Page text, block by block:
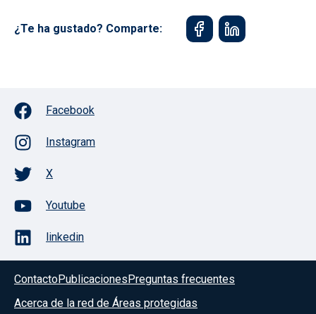
¿Te ha gustado? Comparte:
Facebook
Instagram
X
Youtube
linkedin
ContactoPublicacionesPreguntas frecuentes
Acerca de la red de Áreas protegidas